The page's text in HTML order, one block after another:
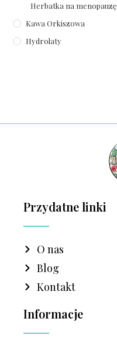
Herbatka na menopauzę
Kawa Orkiszowa
Hydrolaty
Przydatne linki
O nas
Blog
Kontakt
Informacje